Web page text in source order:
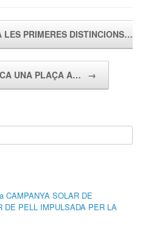
PRIMERES DISTINCIONS…
UNA PLAÇA A… →
CAMPANYA SOLAR DE
DE PELL IMPULSADA PER LA